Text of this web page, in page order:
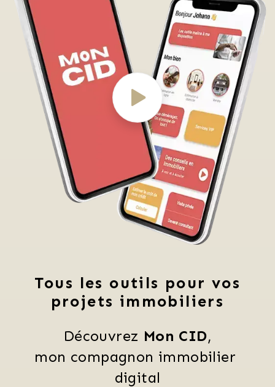
Tous les outils pour vos
projets immobiliers
Découvrez Mon CID,
mon compagnon immobilier
digital